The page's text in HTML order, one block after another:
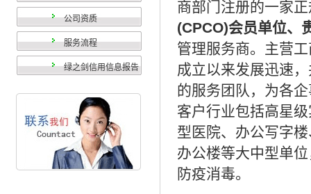
公司资质
服务流程
绿之剑信用信息报告
商部门注册的一家
(CPCO)会员单位、
管理服务商。主营
成立以来发展迅速
的服务团队，为各
客户行业包括高星
型医院、办公写字
办公楼等大中型单
防疫消毒。